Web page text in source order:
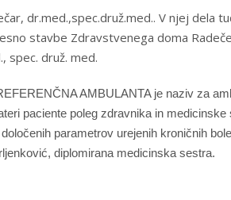
, dr.med.,spec.druž.med.. V njej dela
stavbe Zdravstvenega doma
spec. druž. med.
AMBULANTA je naziv za
paciente poleg zdravnika in
parametrov urejenih kroničnih
diplomirana medicinska sestra.